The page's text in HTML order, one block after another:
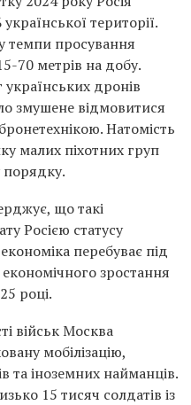
території.
темпи просування
70 метрів на добу.
дронів
змушене відмовитися
Натомість
малих піхотних груп
порядку.
що такі
Росією статусу
перебуває під
зростання
році.
військ Москва
мобілізацію,
та іноземних найманців.
15 тисяч солдатів із